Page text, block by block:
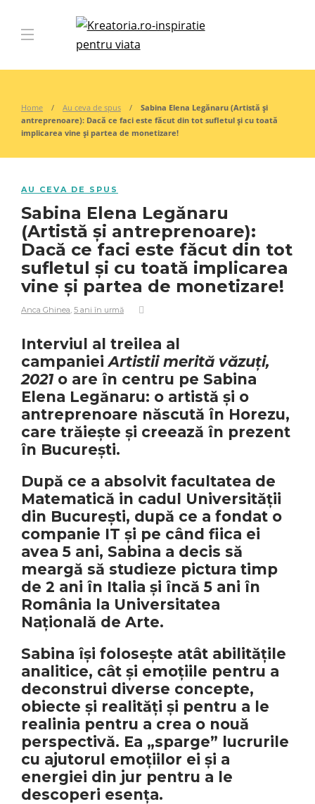
Home Au ceva de spus
Sabina Elena Legănaru (Artistă și
antreprenoare): Dacă ce faci este făcut din tot sufletul și cu toată
implicarea vine și partea de monetizare!
AU CEVA DE SPUS
Sabina Elena Legănaru
(Artistă și antreprenoare):
Dacă ce faci este făcut din tot
sufletul și cu toată implicarea
vine și partea de monetizare!
Anca Ghinea, 5 ani în urmă
Interviul al treilea al
campanieiArtistii merită văzuți,
2021o are în centru pe Sabina
Elena Legănaru: o artistă și o
antreprenoare născută în Horezu,
care trăiește și creează în prezent
în București.
După ce a absolvit facultatea de
Matematică in cadul Universității
din București, după ce a fondat o
companie IT și pe când fiica ei
avea 5 ani, Sabina a decis să
meargă să studieze pictura timp
de 2 ani în Italia și încă 5 ani în
România la Universitatea
Națională de Arte.
Sabina își folosește atât abilitățile
analitice, cât și emoțiile pentru a
deconstrui diverse concepte,
obiecte și realități și pentru a le
realinia pentru a crea o nouă
perspectivă. Ea „sparge” lucrurile
cu ajutorul emoțiilor ei și a
energiei din jur pentru a le
descoperi esența.